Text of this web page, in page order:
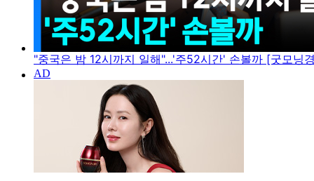
"중국은 밤 12시까지 일해"...'주52시간' 손볼까 [굿모닝